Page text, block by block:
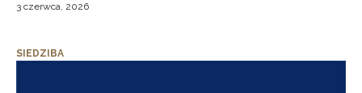
3 czerwca, 2026
SIEDZIBA